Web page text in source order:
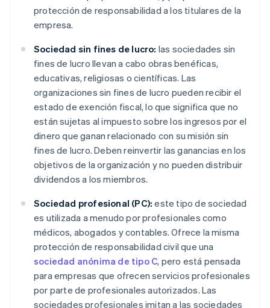
protección de responsabilidad a los titulares de la
empresa.
Sociedad sin fines de lucro: las sociedades sin
fines de lucro llevan a cabo obras benéficas,
educativas, religiosas o científicas. Las
organizaciones sin fines de lucro pueden recibir el
estado de exención fiscal, lo que significa que no
están sujetas al impuesto sobre los ingresos por el
dinero que ganan relacionado con su misión sin
fines de lucro. Deben reinvertir las ganancias en los
objetivos de la organización y no pueden distribuir
dividendos a los miembros.
Sociedad profesional (PC): este tipo de sociedad
es utilizada a menudo por profesionales como
médicos, abogados y contables. Ofrece la misma
protección de responsabilidad civil que una
sociedad anónima de tipo C, pero está pensada
para empresas que ofrecen servicios profesionales
por parte de profesionales autorizados. Las
sociedades profesionales imitan a las sociedades